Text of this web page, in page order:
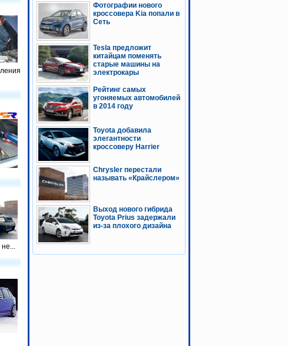
не...
Фотографии нового
кроссовера Kia попали в
Сеть
Tesla предложит
китайцам поменять
старые машины на
электрокары
Рейтинг самых
угоняемых автомобилей
в 2014 году
Toyota добавила
элегантности
кроссоверу Harrier
Chrysler перестали
называть «Крайслером»
Выход нового гибрида
Toyota Prius задержали
из-за плохого дизайна